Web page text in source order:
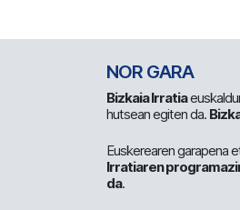
NOR GARA
Bizkaia Irratia
hutsean egiten da.
Euskerearen garapena
Irratiaren
da.